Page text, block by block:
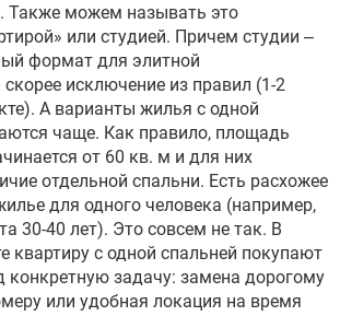
Также можем называть это
или студией. Причем студии –
формат для элитной
исключение из правил (1-2
А варианты жилья с одной
чаще. Как правило, площадь
от 60 кв. м и для них
отдельной спальни. Есть расхожее
для одного человека (например,
30-40 лет). Это совсем не так. В
квартиру с одной спальней покупают
конкретную задачу: замена дорогому
или удобная локация на время